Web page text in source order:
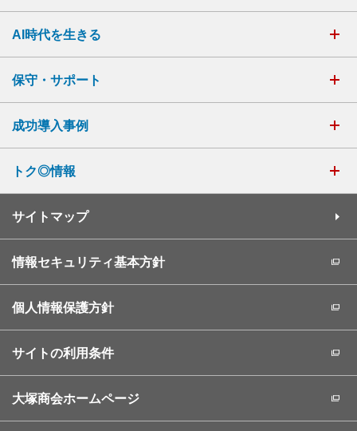
AI時代を生きる
保守・サポート
成功導入事例
トク◎情報
サイトマップ
情報セキュリティ基本方針
個人情報保護方針
サイトの利用条件
大塚商会ホームページ